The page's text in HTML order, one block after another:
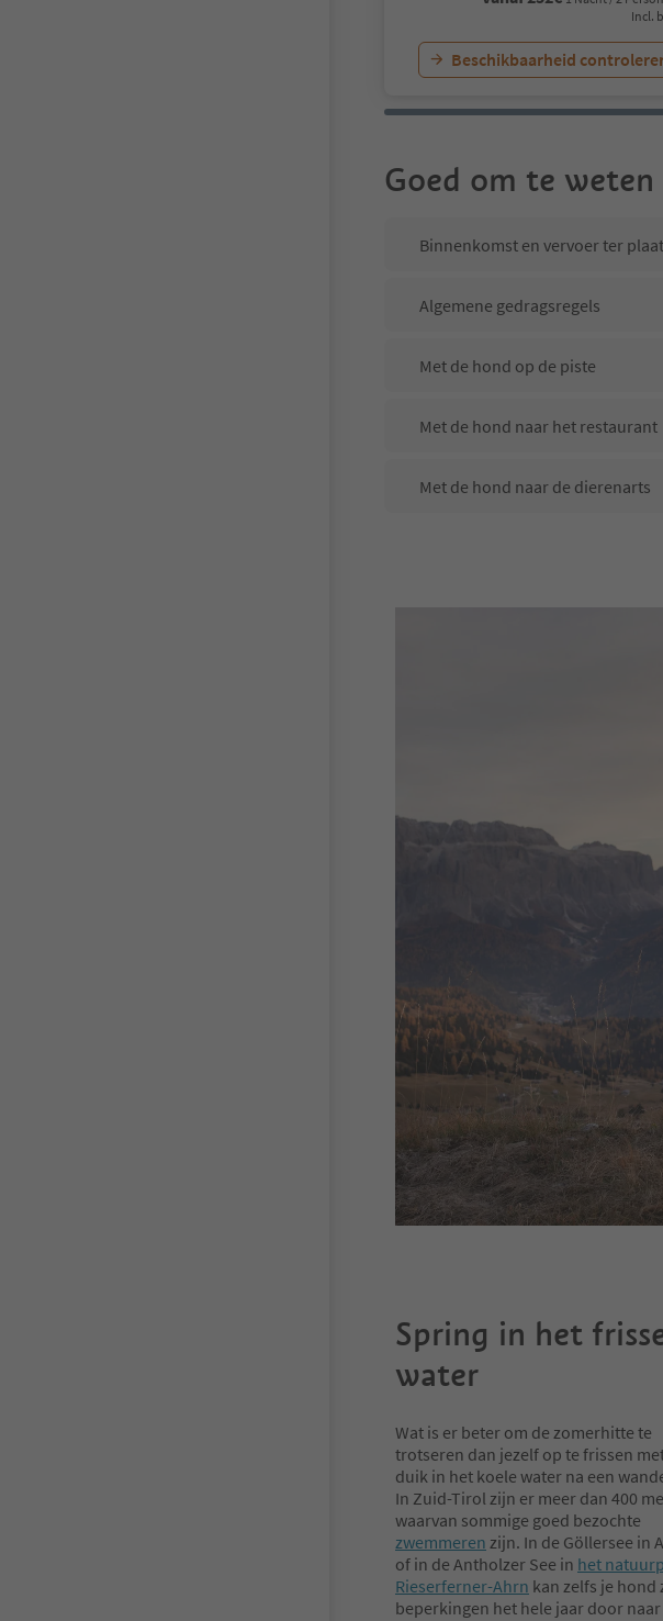
Incl.
Beschikbaarheid
Goed om te weten
Binnenkomst en vervoer ter
Algemene gedragsregels
Met de hond op de piste
Met de hond naar het restaurant
Met de hond naar de dierenarts
Spring in het
water
Wat is er beter om de zomerhitte te
trotseren dan jezelf op te frissen
duik in het koele water na een
In Zuid-Tirol zijn er meer dan 400
waarvan sommige goed bezochte
zwemmeren zijn. In de Göllersee in
of in de Antholzer See in het
Rieserferner-Ahrn kan zelfs je hond
beperkingen het hele jaar door